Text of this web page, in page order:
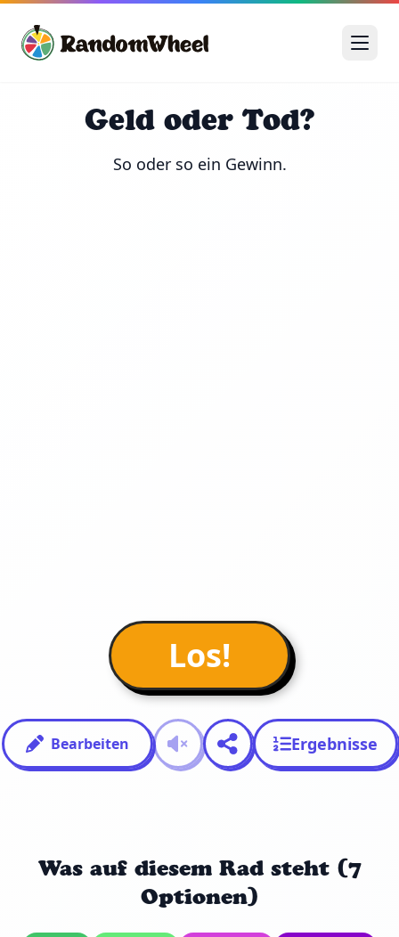
Geld oder Tod?
So oder so ein Gewinn.
Los!
Bearbeiten Ergebnisse
Was auf diesem Rad steht (7
Optionen)